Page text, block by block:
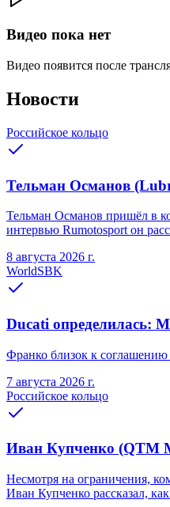
Видео пока нет
Видео появится после
Новости
Российское кольцо
Тельман Османов
Тельман Османов пришёл в
интервью Rumotosport он
8 августа 2026 г.
WorldSBK
Ducati определилась:
Франко близок к соглашению
7 августа 2026 г.
Российское кольцо
Иван Купченко (QTM
Несмотря на ограничения,
Иван Купченко рассказал,